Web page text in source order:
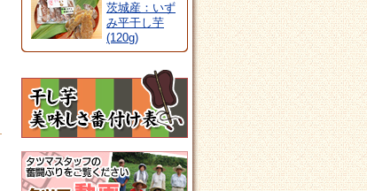
茨城産：いず
み平干し芋
(120g)